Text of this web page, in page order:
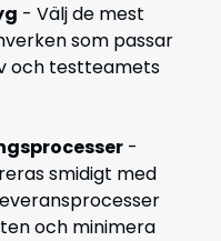
- Välj de mest
som passar
och testteamets
-
smidigt med
och minimera